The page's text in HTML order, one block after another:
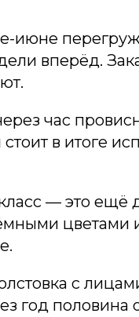
июне
вперёд.
час
в итоге
— это ещё
с
год половина